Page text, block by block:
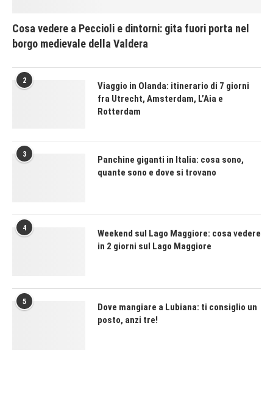
Cosa vedere a Peccioli e dintorni: gita fuori porta nel
borgo medievale della Valdera
2
Viaggio in Olanda: itinerario di 7 giorni
fra Utrecht, Amsterdam, L’Aia e
Rotterdam
3
Panchine giganti in Italia: cosa sono,
quante sono e dove si trovano
4
Weekend sul Lago Maggiore: cosa vedere
in 2 giorni sul Lago Maggiore
5
Dove mangiare a Lubiana: ti consiglio un
posto, anzi tre!